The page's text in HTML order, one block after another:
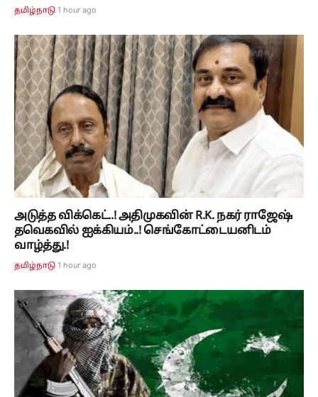
தமிழ்நாடு 1 hour ago
அடுத்த விக்கெட்..! அதிமுகவின் R.K. நகர் ராஜேஷ்
தவெகவில் ஐக்கியம்..! செங்கோட்டையனிடம்
வாழ்த்து.!
தமிழ்நாடு 1 hour ago